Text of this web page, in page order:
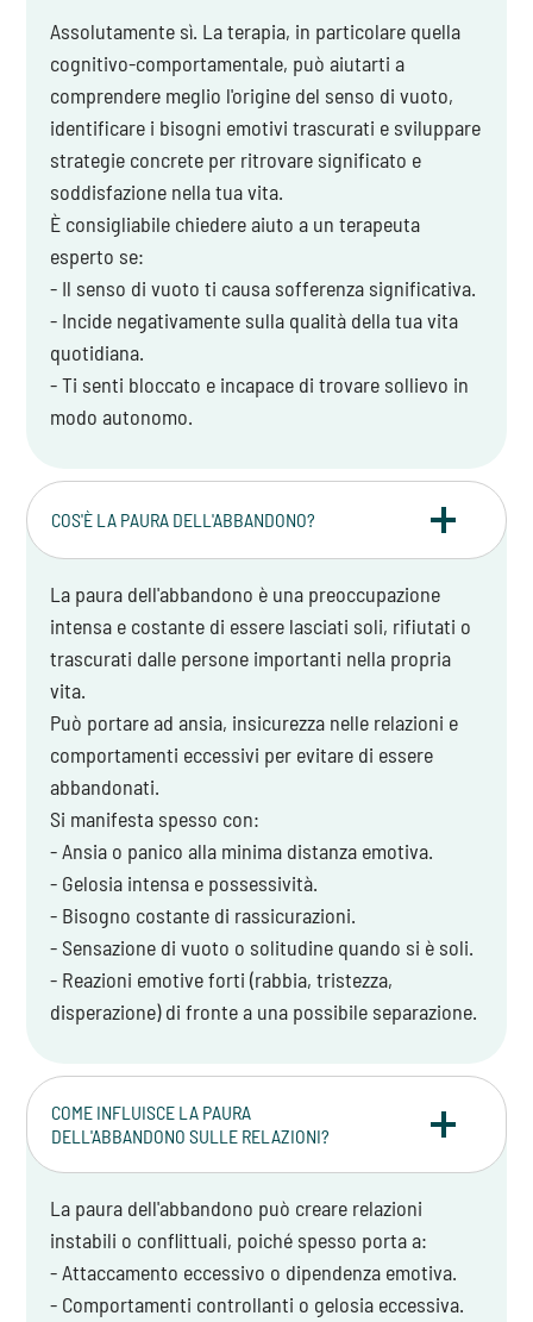
Assolutamente sì. La terapia, in particolare quella
cognitivo-comportamentale, può aiutarti a
comprendere meglio l'origine del senso di vuoto,
identificare i bisogni emotivi trascurati e sviluppare
strategie concrete per ritrovare significato e
soddisfazione nella tua vita.
È consigliabile chiedere aiuto a un terapeuta
esperto se:
- Il senso di vuoto ti causa sofferenza significativa.
- Incide negativamente sulla qualità della tua vita
quotidiana.
- Ti senti bloccato e incapace di trovare sollievo in
modo autonomo.
COS'È LA PAURA DELL'ABBANDONO?
La paura dell'abbandono è una preoccupazione
intensa e costante di essere lasciati soli, rifiutati o
trascurati dalle persone importanti nella propria
vita.
Può portare ad ansia, insicurezza nelle relazioni e
comportamenti eccessivi per evitare di essere
abbandonati.
Si manifesta spesso con:
- Ansia o panico alla minima distanza emotiva.
- Gelosia intensa e possessività.
- Bisogno costante di rassicurazioni.
- Sensazione di vuoto o solitudine quando si è soli.
- Reazioni emotive forti (rabbia, tristezza,
disperazione) di fronte a una possibile separazione.
COME INFLUISCE LA PAURA
DELL'ABBANDONO SULLE RELAZIONI?
La paura dell'abbandono può creare relazioni
instabili o conflittuali, poiché spesso porta a:
- Attaccamento eccessivo o dipendenza emotiva.
- Comportamenti controllanti o gelosia eccessiva.